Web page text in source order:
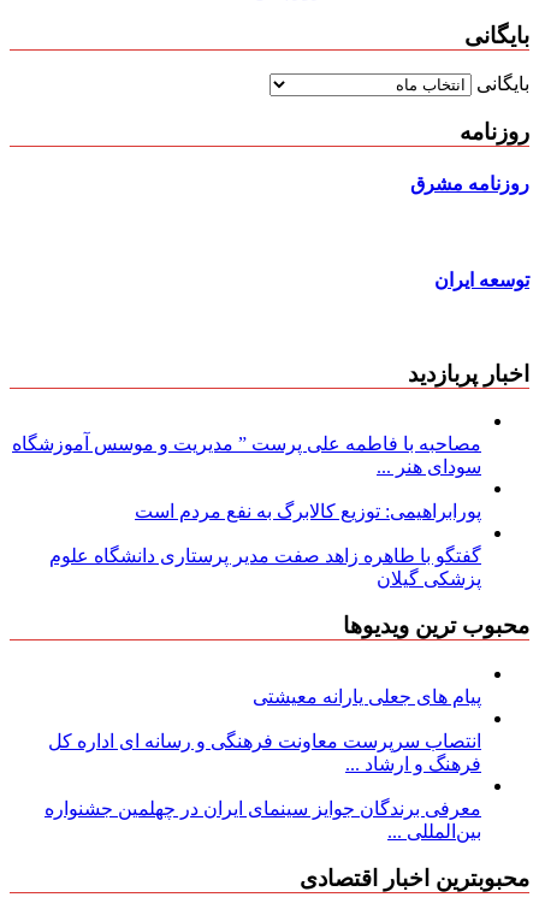
بایگانی
بایگانی
روزنامه
روزنامه مشرق
توسعه ایران
اخبار پربازدید
مصاحبه با فاطمه علی پرست ” مدیریت و موسس آموزشگاه
سودای هنر ...
پورابراهیمی: توزیع کالابرگ به نفع مردم است
گفتگو با طاهره زاهد صفت مدیر پرستاری دانشگاه علوم
پزشکی گیلان
محبوب ترین ویدیوها
پیام های جعلی یارانه معیشتی
انتصاب سرپرست معاونت فرهنگی و رسانه ای اداره کل
فرهنگ و ارشاد ...
معرفی برندگان جوایز سینمای ایران در چهلمین جشنواره
بین‌المللی ...
محبوبترین اخبار اقتصادی